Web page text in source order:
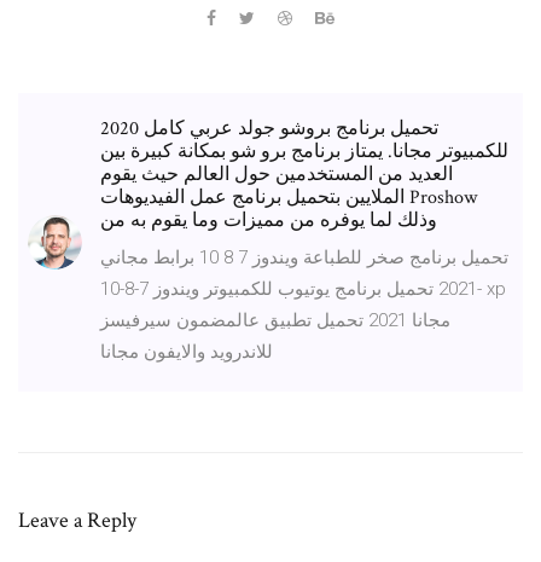
تحميل برنامج بروشو جولد عربي كامل 2020
للكمبيوتر مجانا. يمتاز برنامج برو شو بمكانة كبيرة بين
العديد من المستخدمين حول العالم حيث يقوم
الملايين بتحميل برنامج عمل الفيديوهات Proshow
وذلك لما يوفره من مميزات وما يقوم به من
تحميل برنامج صخر للطباعة ويندوز 7 8 10 برابط مجاني
2021 تحميل برنامج يوتيوب للكمبيوتر ويندوز 7-8-10- xp
مجانا 2021 تحميل تطبيق عالمضمون سيرفيسز
للاندرويد والايفون مجانا
Leave a Reply